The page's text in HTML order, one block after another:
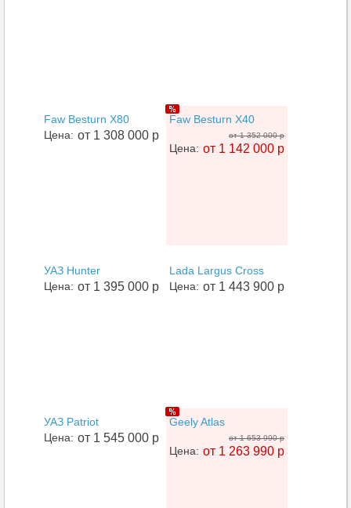
Faw Besturn X80
от 1 308 000 р
Цена:
Faw Besturn X40
от 1 352 000 р
от 1 142 000 р
Цена:
УАЗ Hunter
от 1 395 000 р
Цена:
Lada Largus Cross
от 1 443 900 р
Цена:
УАЗ Patriot
от 1 545 000 р
Цена:
Geely Atlas
от 1 653 990 р
от 1 263 990 р
Цена: